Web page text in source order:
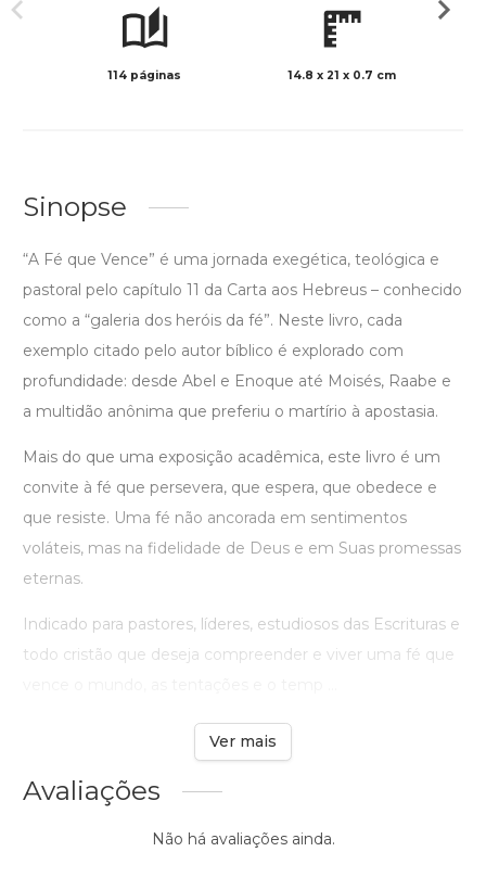
114 páginas 14.8 x 21 x 0.7 cm
Sinopse
“A Fé que Vence” é uma jornada exegética, teológica e
pastoral pelo capítulo 11 da Carta aos Hebreus – conhecido
como a “galeria dos heróis da fé”. Neste livro, cada
exemplo citado pelo autor bíblico é explorado com
profundidade: desde Abel e Enoque até Moisés, Raabe e
a multidão anônima que preferiu o martírio à apostasia.
Mais do que uma exposição acadêmica, este livro é um
convite à fé que persevera, que espera, que obedece e
que resiste. Uma fé não ancorada em sentimentos
voláteis, mas na fidelidade de Deus e em Suas promessas
eternas.
Indicado para pastores, líderes, estudiosos das Escrituras e
todo cristão que deseja compreender e viver uma fé que
Ver mais
Avaliações
Não há avaliações ainda.